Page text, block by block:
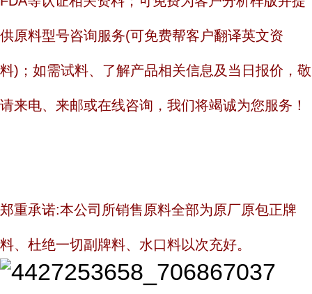
供原料型号咨询服务(可免费帮客户翻译英文资
料)；如需试料、了解产品相关信息及当日报价，敬
请来电、来邮或在线咨询，我们将竭诚为您服务！
郑重承诺:本公司所销售原料全部为原厂原包正牌
料、杜绝一切副牌料、水口料以次充好。